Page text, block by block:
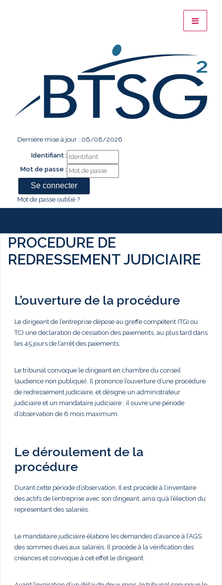
Dernière mise à jour : 06/08/2026
Identifiant :
Mot de passe :
Mot de passe oublié ?
PROCEDURE DE
REDRESSEMENT JUDICIAIRE
L’ouverture de la procédure
Le dirigeant de l’entreprise dépose au greffe compétent (TGI ou
TC) une déclaration de cessation des paiements, au plus tard dans
les 45 jours de l’arrêt des paiements.
Le tribunal convoque le dirigeant en chambre du conseil
(audience non publique). Il prononce l’ouverture d’une procédure
de redressement judiciaire, et désigne un administrateur
judiciaire et un mandataire judiciaire ; il ouvre une période
d’observation de 6 mois maximum.
Le déroulement de la
procédure
Durant cette période d’observation, Il est procédé à l’inventaire
des actifs de l’entreprise avec son dirigeant, ainsi qu’à l’élection du
représentant des salariés.
Le mandataire judiciaire élabore les demandes d’avance à l’AGS
des sommes dues aux salariés. Il procède à la vérification des
créances et convoque à cet effet le dirigeant.